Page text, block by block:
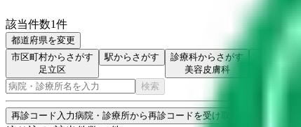
該当件数1件
都道府県を変更
市区町村からさがす
足立区
駅からさがす
診療科からさがす
美容皮膚科
検索
再診コード入力病院・診療所から再診コードを受け取った方はこちら